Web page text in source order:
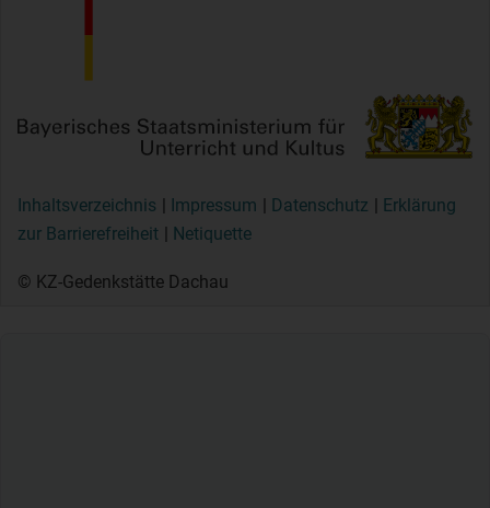
Inhaltsverzeichnis Impressum Datenschutz
Erklärung
zur Barrierefreiheit
Netiquette
© KZ-Gedenkstätte Dachau